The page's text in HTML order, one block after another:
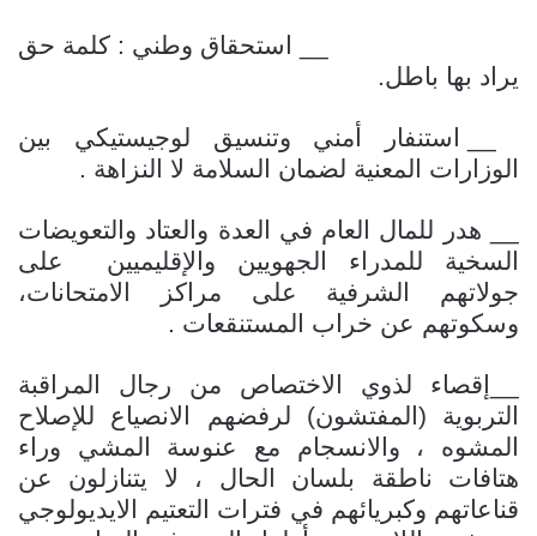
__ استحقاق وطني : كلمة حق
يراد بها باطل.
__ استنفار أمني وتنسيق لوجيستيكي بين
الوزارات المعنية لضمان السلامة لا النزاهة .
__ هدر للمال العام في العدة والعتاد والتعويضات
السخية للمدراء الجهويين والإقليميين
على
جولاتهم الشرفية على مراكز الامتحانات،
وسكوتهم عن خراب المستنقعات .
__إقصاء لذوي الاختصاص من رجال المراقبة
التربوية (المفتشون) لرفضهم الانصياع للإصلاح
المشوه ، والانسجام مع عنوسة المشي وراء
هتافات ناطقة بلسان الحال ، لا يتنازلون عن
قناعاتهم وكبريائهم في فترات التعتيم الايديولوجي